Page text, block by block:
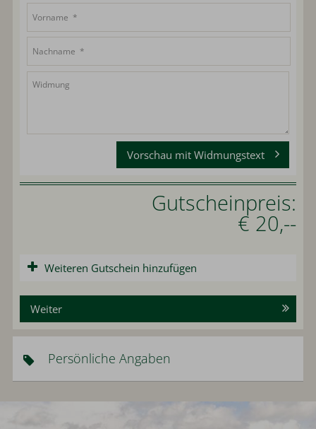
Vorschau mit Widmungstext
Gutscheinpreis:
€ 20,--
Weiteren Gutschein hinzufügen
Weiter
Persönliche Angaben